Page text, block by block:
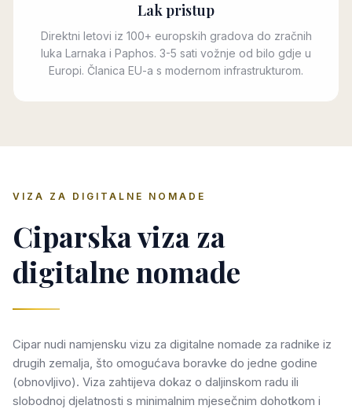
Lak pristup
Direktni letovi iz 100+ europskih gradova do zračnih
luka Larnaka i Paphos. 3-5 sati vožnje od bilo gdje u
Europi. Članica EU-a s modernom infrastrukturom.
VIZA ZA DIGITALNE NOMADE
Ciparska viza za
digitalne nomade
Cipar nudi namjensku vizu za digitalne nomade za radnike iz
drugih zemalja, što omogućava boravke do jedne godine
(obnovljivo). Viza zahtijeva dokaz o daljinskom radu ili
slobodnoj djelatnosti s minimalnim mjesečnim dohotkom i